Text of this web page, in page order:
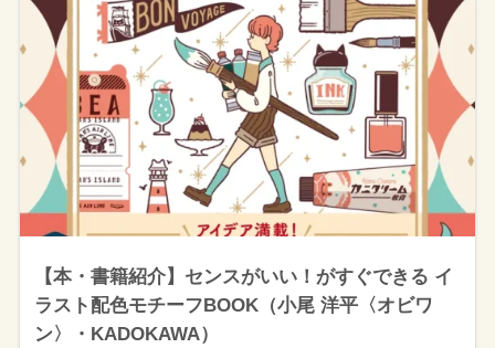
【本・書籍紹介】センスがいい！がすぐできる イ
ラスト配色モチーフBOOK（小尾 洋平〈オビワ
ン〉・KADOKAWA）